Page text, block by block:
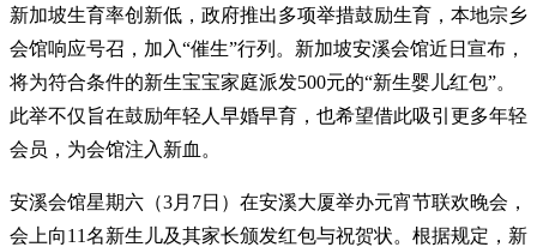
新加坡生育率创新低，政府推出多项举措鼓励生育，本地宗乡
会馆响应号召，加入“催生”行列。新加坡安溪会馆近日宣布，
将为符合条件的新生宝宝家庭派发500元的“新生婴儿红包”。
此举不仅旨在鼓励年轻人早婚早育，也希望借此吸引更多年轻
会员，为会馆注入新血。
安溪会馆星期六（3月7日）在安溪大厦举办元宵节联欢晚会，
会上向11名新生儿及其家长颁发红包与祝贺状。根据规定，新